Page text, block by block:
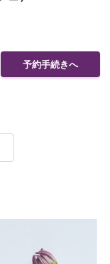
予約手続きへ